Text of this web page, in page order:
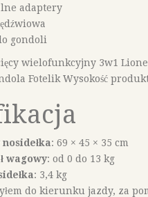
adaptery
gondoli
: 69 × 45 × 35 cm
wagowy: od 0 do 13 kg
: 3,4 kg
do kierunku jazdy, za